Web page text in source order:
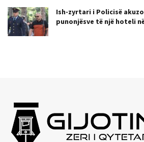
Ish-zyrtari i Policisë
punonjësve të një hoteli